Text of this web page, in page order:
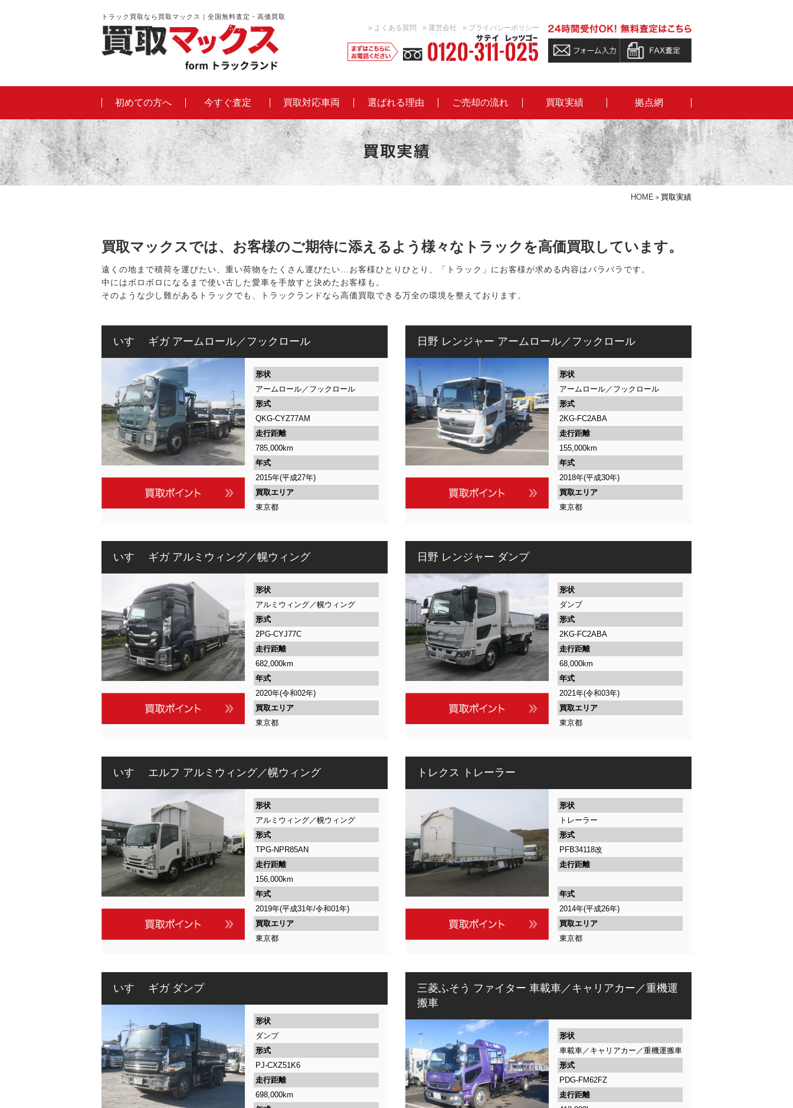
トラック買取なら買取マックス｜全国無料査定・高価買取
ッ
ク
買
取
買
取
マ
ク
ス
｜
全
国
無
料
定・
高
価
買
取
» プライバシーポリシー
» 運営会社
» よくある質問
初めての方へ 今すぐ査定 買取対応車両 選ばれる理由 ご売却の流れ 買取実績 拠点網
HOME > 買取実績
買取マックスでは、お客様のご期待に添えるよう様々なトラックを高価買取しています。
遠くの地まで積荷を運びたい、重い荷物をたくさん運びたい…お客様ひとりひとり、「トラック」にお客様が求める内容はバラバラです。
中にはボロボロになるまで使い古した愛車を手放すと決めたお客様も。
そのような少し難があるトラックでも、トラックランドなら高価買取できる万全の環境を整えております。
いすゞ ギガ アームロール／フックロール
形状
アームロール／フックロール
形式
QKG-CYZ77AM
走行距離
785,000km
年式
2015年(平成27年)
買取エリア
東京都
日野 レンジャー アームロール／フックロール
形状
アームロール／フックロール
形式
2KG-FC2ABA
走行距離
155,000km
年式
2018年(平成30年)
買取エリア
東京都
いすゞ ギガ アルミウィング／幌ウィング
形状
アルミウィング／幌ウィング
形式
2PG-CYJ77C
走行距離
682,000km
年式
2020年(令和02年)
買取エリア
東京都
日野 レンジャー ダンプ
形状
ダンプ
形式
2KG-FC2ABA
走行距離
68,000km
年式
2021年(令和03年)
買取エリア
東京都
いすゞ エルフ アルミウィング／幌ウィング
形状
アルミウィング／幌ウィング
形式
TPG-NPR85AN
走行距離
156,000km
年式
2019年(平成31年/令和01年)
買取エリア
東京都
トレクス トレーラー
形状
トレーラー
形式
PFB34118改
走行距離
年式
2014年(平成26年)
買取エリア
東京都
いすゞ ギガ ダンプ
形状
ダンプ
形式
PJ-CXZ51K6
走行距離
698,000km
三菱ふそう ファイター 車載車／キャリアカー／重機運
搬車
形状
車載車／キャリアカー／重機運搬車
形式
PDG-FM62FZ
走行距離